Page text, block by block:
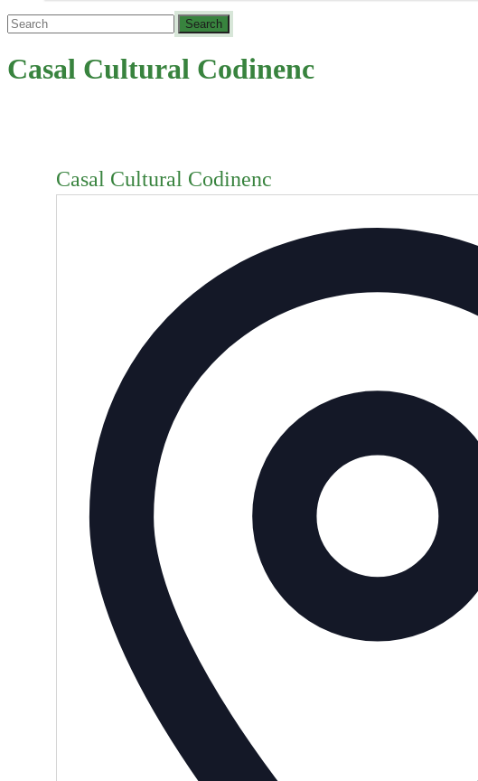
Casal Cultural Codinenc
Casal Cultural Codinenc